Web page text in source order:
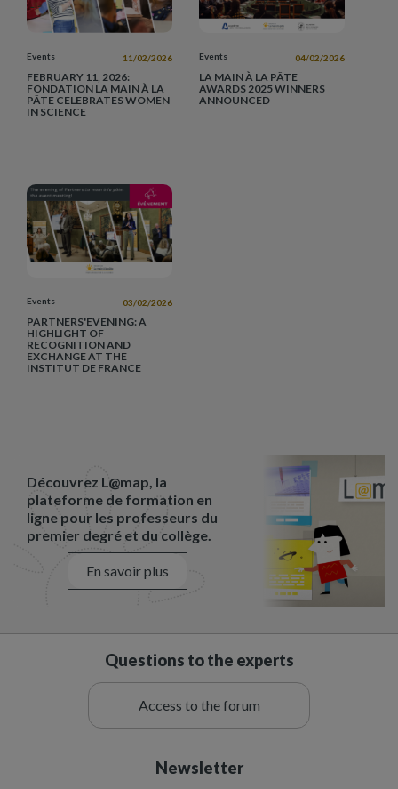
Events 11/02/2026
FEBRUARY 11, 2026:
FONDATION LA MAIN À LA
PÂTE CELEBRATES WOMEN
IN SCIENCE
Events 04/02/2026
LA MAIN À LA PÂTE
AWARDS 2025 WINNERS
ANNOUNCED
Events 03/02/2026
PARTNERS'EVENING: A
HIGHLIGHT OF
RECOGNITION AND
EXCHANGE AT THE
INSTITUT DE FRANCE
Découvrez L@map, la
plateforme de formation en
ligne pour les professeurs du
premier degré et du collège.
En savoir plus
Questions to the experts
Access to the forum
Newsletter